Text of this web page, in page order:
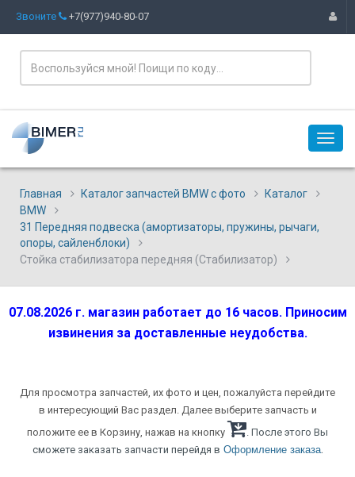
Звоните +7(977)940-80-07
Главная Каталог запчастей BMW с фото
Каталог
BMW
31 Передняя подвеска (амортизаторы, пружины, рычаги,
опоры, сайленблоки)
Стойка стабилизатора передняя (Стабилизатор)
07.08.2026 г. магазин работает до 16 часов. Приносим
извинения за доставленные неудобства.
Для просмотра запчастей, их фото и цен, пожалуйста перейдите
в интересующий Вас раздел. Далее выберите запчасть и
положите ее в Корзину, нажав на кнопку
. После этого Вы
сможете заказать запчасти перейдя в Оформление заказа.